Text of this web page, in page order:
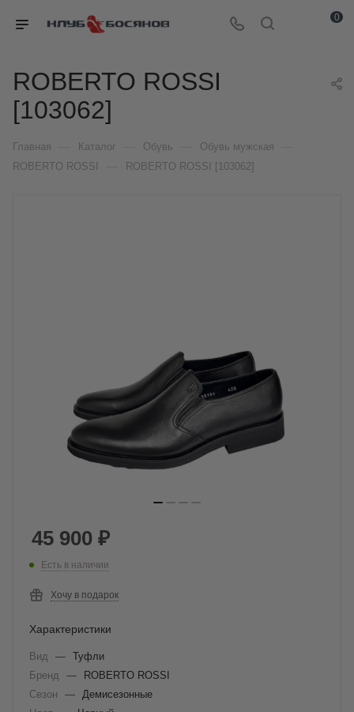
0
ROBERTO ROSSI
[103062]
Главная Каталог Обувь Обувь мужская
ROBERTO ROSSI ROBERTO ROSSI [103062]
45 900 ₽
Есть в наличии
Хочу в подарок
Характеристики
Вид — Туфли
Бренд
—
ROBERTO ROSSI
Сезон
—
Демисезонные